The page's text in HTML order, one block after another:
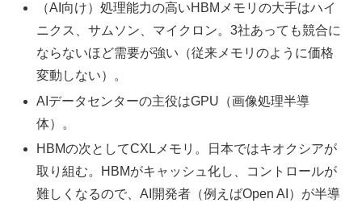
（AI向け）処理能力の高いHBMメモリの大手はハイ
ニクス、サムソン、マイクロン。3社あっても競合に
ならないほど需要が強い（従来メモリのように価格
変動しない）。
AIデータセンターの主役はGPU（画像処理半導
体）。
HBMの次としてCXLメモリ。日本ではキオクシアが
取り組む。HBMがキャッシュ化し、コントロールが
難しくなるので、AI開発者（例えばOpen AI）が半導